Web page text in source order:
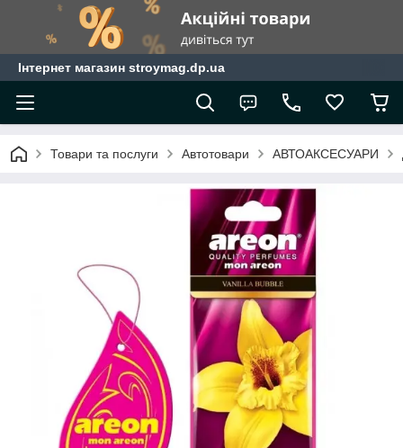
Інтернет магазин stroymag.dp.ua
Товари та послуги Автотовари АВТОАКСЕСУАРИ